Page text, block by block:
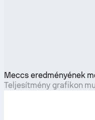
Meccs eredményének
Teljesítmény grafikon